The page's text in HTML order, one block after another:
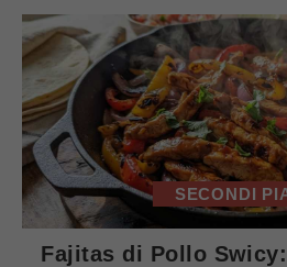
SECONDI
Fajitas di Pollo